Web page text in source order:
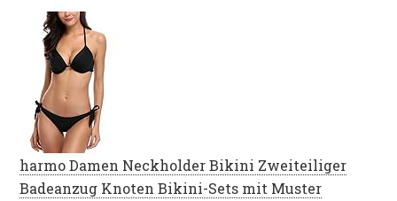
harmo Damen Neckholder Bikini Zweiteiliger
Badeanzug Knoten Bikini-Sets mit Muster